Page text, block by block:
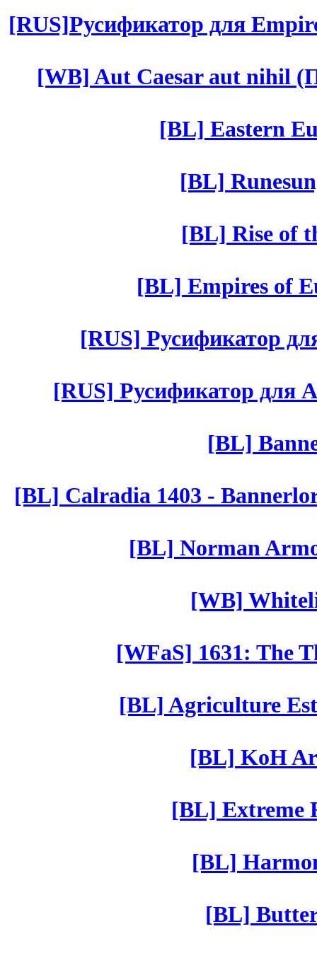
[RUS]Русификатор для
[WB] Aut Caesar aut nihil
[BL] Eastern
[BL]
[BL] Rise of
[BL] Empires of
[RUS] Русификатор
[RUS] Русификатор для
[BL]
[BL] Calradia 1403 -
[BL] Norman
[WB]
[WFaS] 1631: The
[BL] Agriculture
[BL] KoH
[BL] Extreme
[BL]
[BL]